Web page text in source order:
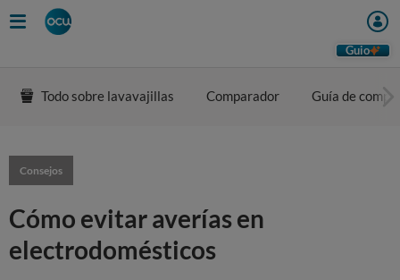
Guio
Todo sobre lavavajillas Comparador Guía de
Consejos
Cómo evitar averías en
electrodomésticos